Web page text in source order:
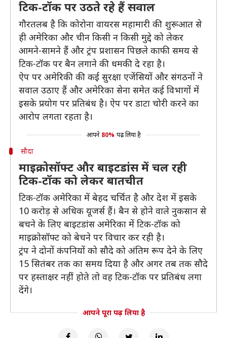
टिक-टॉक पर उठते रहे हैं सवाल
गौरतलब है कि कोरोना वायरस महामारी की शुरूआत से
ही अमेरिका और चीन किसी न किसी मुद्दे को लेकर
आमने-सामने हैं और ट्रंप प्रशासन पिछले काफी समय से
टिक-टॉक पर बैन लगाने की धमकी दे रहा है।
ऐप पर अमेरिकी की कई सुरक्षा एजेंसियों और संगठनों ने
सवाल उठाए हैं और अमेरिका सेना समेत कई विभागों में
इसके प्रयोग पर प्रतिबंध है। ऐप पर डाटा चोरी करने का
आरोप लगता रहता है।
आपने 80% पढ़ लिया है
सौदा
माइक्रोसॉफ्ट और बाइटडांस में चल रही
टिक-टॉक को लेकर बातचीत
टिक-टॉक अमेरिका में बेहद चर्चित है और देश में इसके
10 करोड़ से अधिक यूजर्स हैं। बैन से होने वाले नुकसान से
बचने के लिए बाइटडांस अमेरिका में टिक-टॉक को
माइक्रोसॉफ्ट को बेचने पर विचार कर रही है।
ट्रंप ने दोनों कंपनियों को सौदे को अंतिम रूप देने के लिए
15 सितंबर तक का समय दिया है और अगर तब तक सौदे
पर हस्ताक्षर नहीं होते तो वह टिक-टॉक पर प्रतिबंध लगा
देंगे।
आपने पूरा पढ़ लिया है